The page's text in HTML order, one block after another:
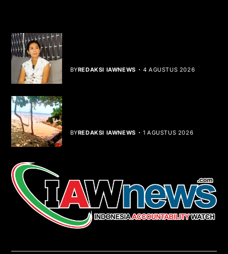
BYREDAKSI IAWNEWS 4 AGUSTUS 2026
BYREDAKSI IAWNEWS 1 AGUSTUS 2026